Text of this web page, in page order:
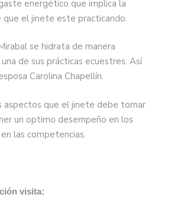
energético que implica la
que el jinete este practicando.
se hidrata de manera
de sus prácticas ecuestres. Así
Carolina Chapellín.
aspectos que el jinete debe tomar
un optimo desempeño en los
las competencias.
visita: